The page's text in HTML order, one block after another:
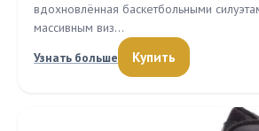
вдохновлённая баскетбольными
массивным виз…
Узнать больше
Купить